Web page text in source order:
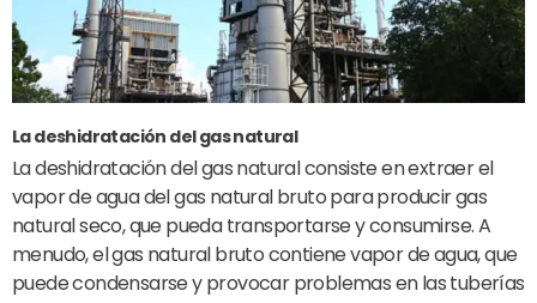
La deshidratación del gas natural
La deshidratación del gas natural consiste en extraer el
vapor de agua del gas natural bruto para producir gas
natural seco, que pueda transportarse y consumirse. A
menudo, el gas natural bruto contiene vapor de agua, que
puede condensarse y provocar problemas en las tuberías